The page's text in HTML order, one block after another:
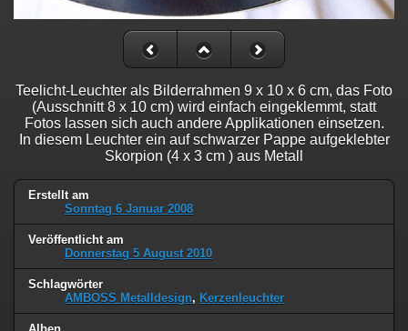
Teelicht-Leuchter als Bilderrahmen 9 x 10 x 6 cm, das Foto
(Ausschnitt 8 x 10 cm) wird einfach eingeklemmt, statt
Fotos lassen sich auch andere Applikationen einsetzen.
In diesem Leuchter ein auf schwarzer Pappe aufgeklebter
Skorpion (4 x 3 cm ) aus Metall
Erstellt am
Sonntag 6 Januar 2008
Veröffentlicht am
Donnerstag 5 August 2010
Schlagwörter
AMBOSS Metalldesign, Kerzenleuchter